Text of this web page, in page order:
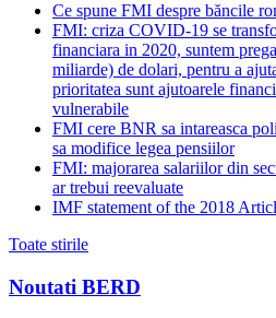
Ce spune FMI despre băncile
FMI: criza COVID-19 se
financiara in 2020, suntem
miliarde) de dolari, pentru a
prioritatea sunt ajutoarele
vulnerabile
FMI cere BNR sa intareasca
sa modifice legea pensiilor
FMI: majorarea salariilor din
ar trebui reevaluate
IMF statement of the 2018
Toate stirile
Noutati BERD